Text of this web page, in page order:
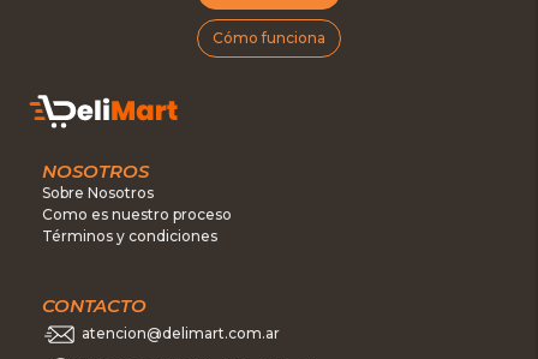
Cómo funciona
NOSOTROS
Sobre Nosotros
Como es nuestro proceso
Términos y condiciones
CONTACTO
atencion@delimart.com.ar